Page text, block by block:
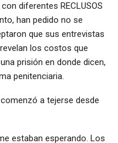
diferentes RECLUSOS
han pedido no se
que sus entrevistas
los costos que
prisión en donde dicen,
penitenciaria.
a tejerse desde
estaban esperando. Los